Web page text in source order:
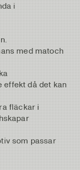
i
med matoch
effekt då det kan
fläckar i
som passar